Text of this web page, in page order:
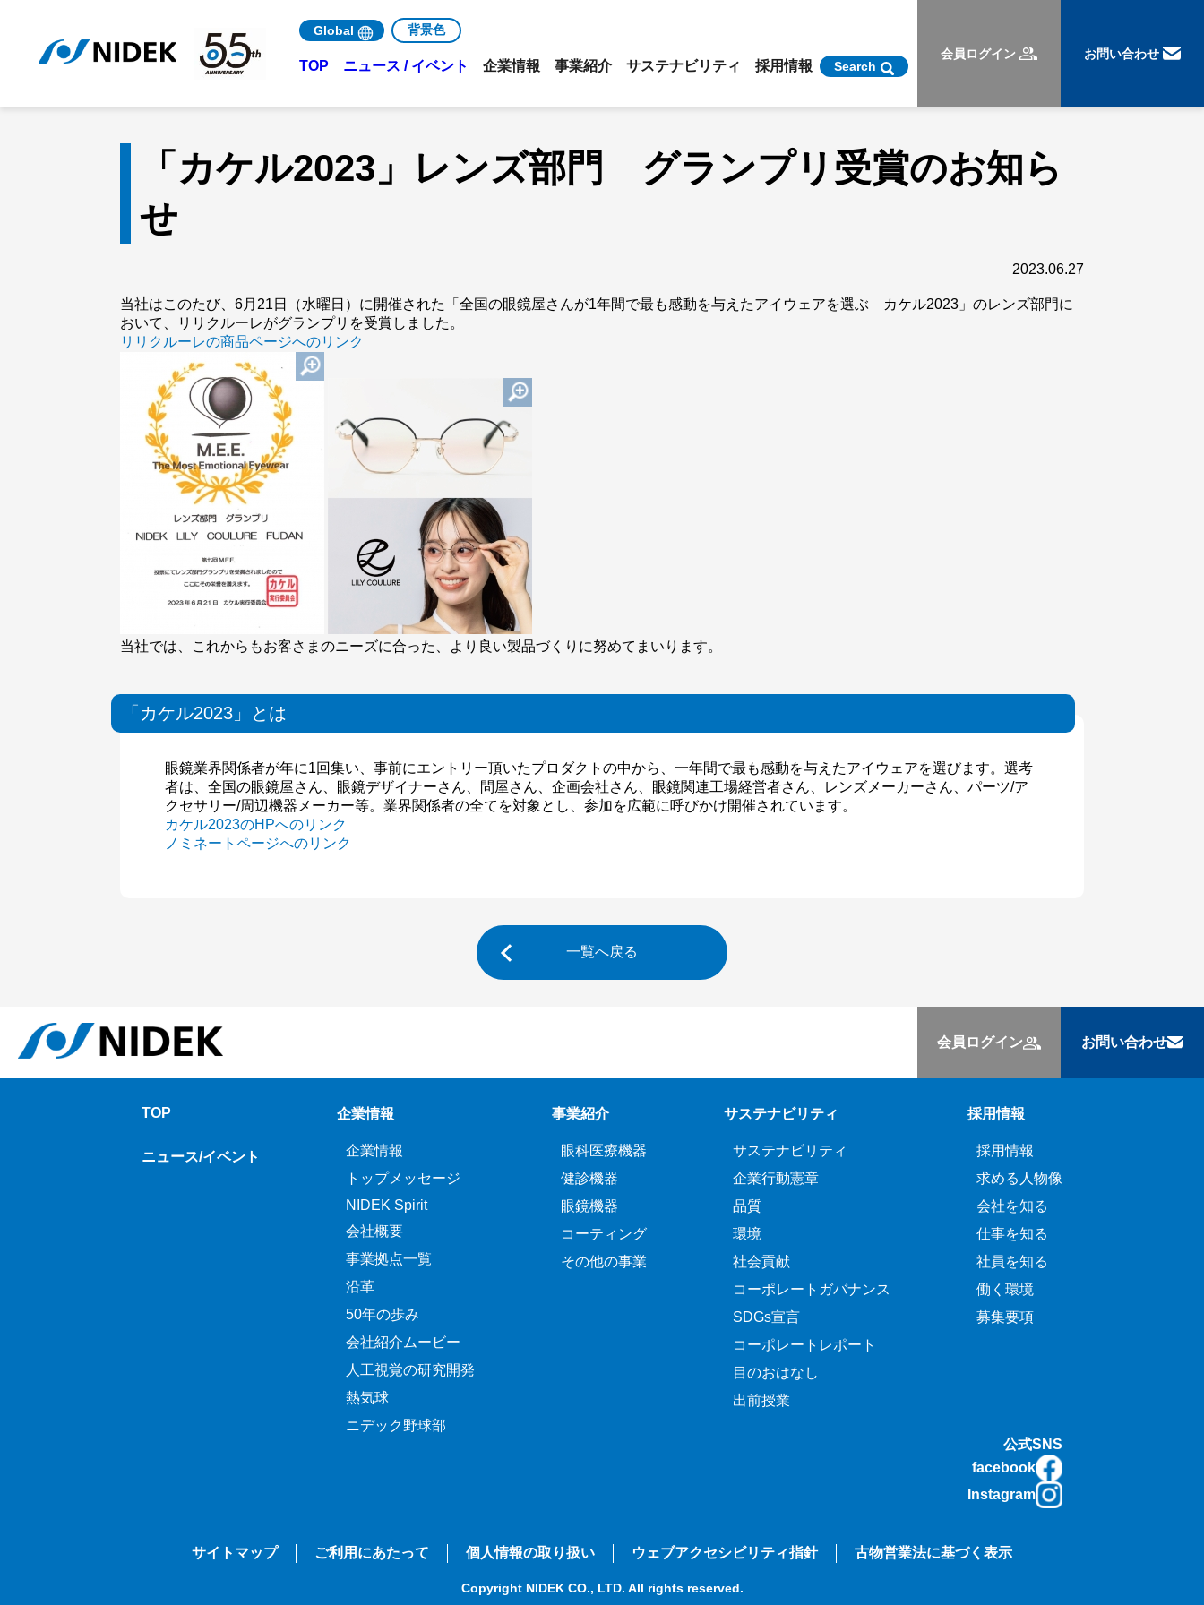
Global 背景色
TOP ニュース / イベント 企業情報 事業紹介 サステナビリティ 採用情報 Search
会員ログイン お問い合わせ
「カケル2023」レンズ部門 グランプリ受賞のお知ら
せ
2023.06.27
当社はこのたび、6月21日（水曜日）に開催された「全国の眼鏡屋さんが1年間で最も感動を与えたアイウェアを選ぶ カケル2023」のレンズ部門に
おいて、リリクルーレがグランプリを受賞しました。
リリクルーレの商品ページへのリンク
当社では、これからもお客さまのニーズに合った、より良い製品づくりに努めてまいります。
「カケル2023」とは
眼鏡業界関係者が年に1回集い、事前にエントリー頂いたプロダクトの中から、一年間で最も感動を与えたアイウェアを選びます。選考
者は、全国の眼鏡屋さん、眼鏡デザイナーさん、問屋さん、企画会社さん、眼鏡関連工場経営者さん、レンズメーカーさん、パーツ/ア
クセサリー/周辺機器メーカー等。業界関係者の全てを対象とし、参加を広範に呼びかけ開催されています。
カケル2023のHPへのリンク
ノミネートページへのリンク
一覧へ戻る
会員ログイン お問い合わせ
TOP
ニュース/イベント
企業情報
企業情報
トップメッセージ
NIDEK Spirit
会社概要
事業拠点一覧
沿革
50年の歩み
会社紹介ムービー
人工視覚の研究開発
熱気球
ニデック野球部
事業紹介
眼科医療機器
健診機器
眼鏡機器
コーティング
その他の事業
サステナビリティ
サステナビリティ
企業行動憲章
品質
環境
社会貢献
コーポレートガバナンス
SDGs宣言
コーポレートレポート
目のおはなし
出前授業
採用情報
採用情報
求める人物像
会社を知る
仕事を知る
社員を知る
働く環境
募集要項
公式SNS
facebook
Instagram
サイトマップ ご利用にあたって 個人情報の取り扱い ウェブアクセシビリティ指針 古物営業法に基づく表示
Copyright NIDEK CO., LTD. All rights reserved.